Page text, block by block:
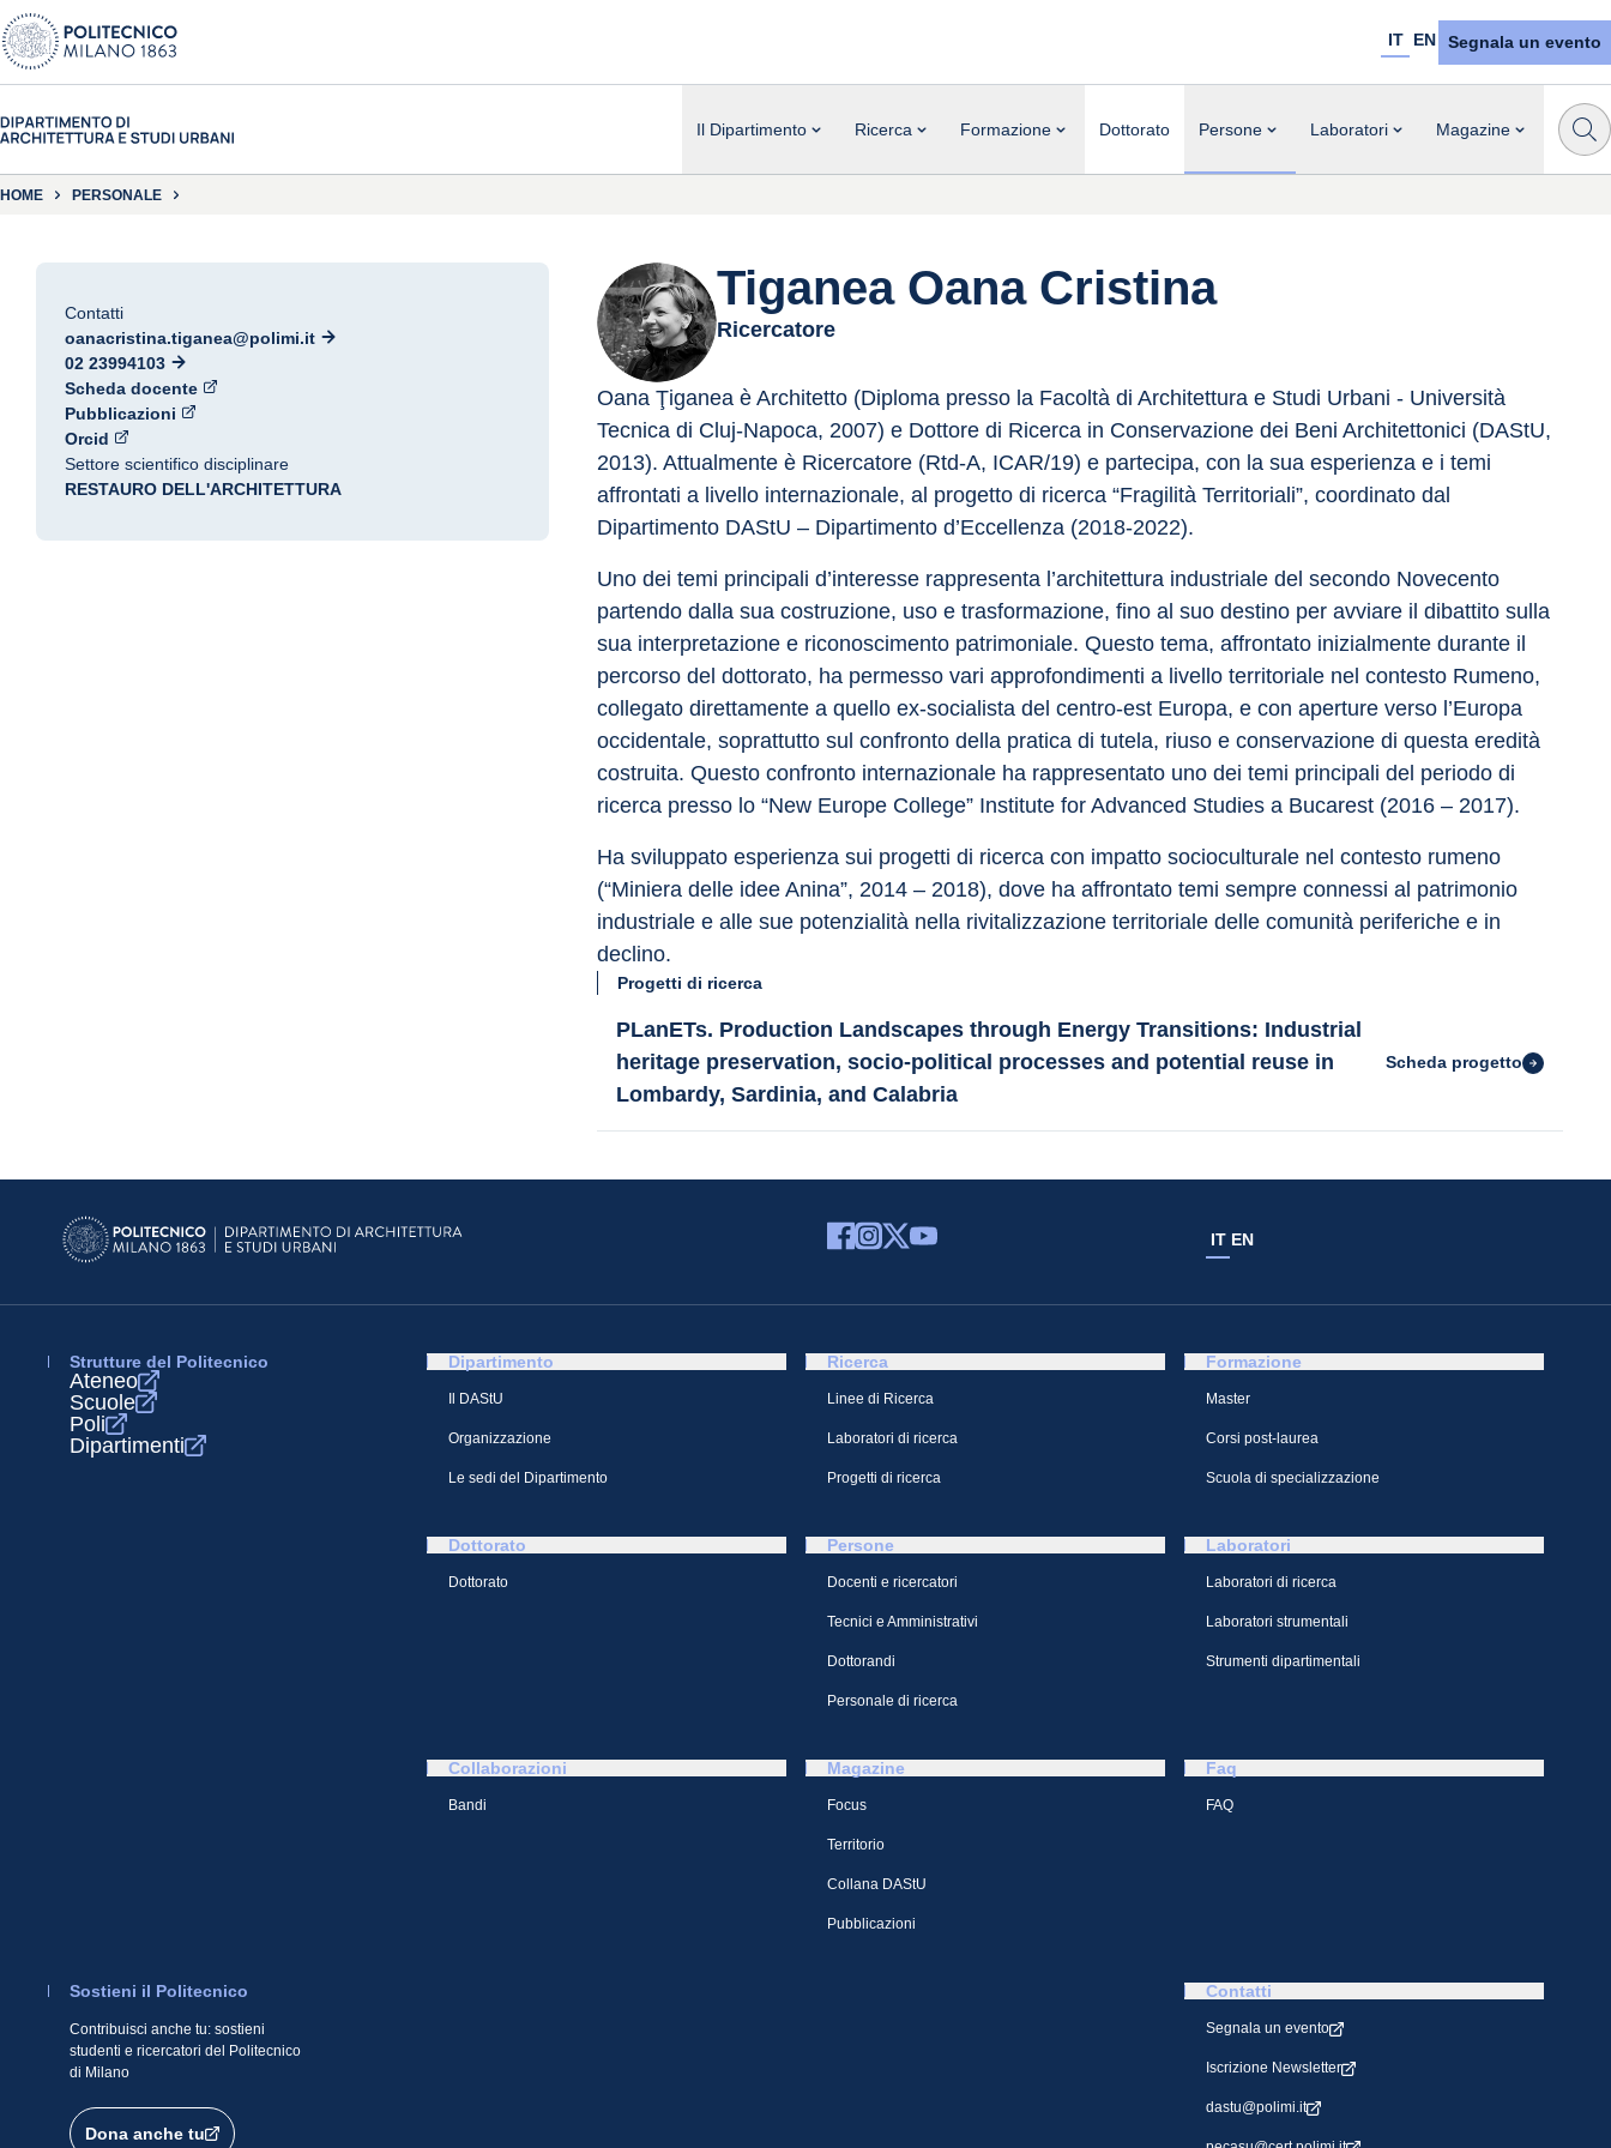
IT EN Segnala un evento
Il Dipartimento Ricerca Formazione Dottorato Persone Laboratori Magazine
HOME PERSONALE
Contatti
oanacristina.tiganea@polimi.it
02 23994103
Scheda docente
Pubblicazioni
Orcid
Settore scientifico disciplinare
RESTAURO DELL'ARCHITETTURA
Tiganea Oana Cristina
Ricercatore
Oana Ţiganea è Architetto (Diploma presso la Facoltà di Architettura e Studi Urbani - Università
Tecnica di Cluj-Napoca, 2007) e Dottore di Ricerca in Conservazione dei Beni Architettonici (DAStU,
2013). Attualmente è Ricercatore (Rtd-A, ICAR/19) e partecipa, con la sua esperienza e i temi
affrontati a livello internazionale, al progetto di ricerca “Fragilità Territoriali”, coordinato dal
Dipartimento DAStU – Dipartimento d’Eccellenza (2018-2022).
Uno dei temi principali d’interesse rappresenta l’architettura industriale del secondo Novecento
partendo dalla sua costruzione, uso e trasformazione, fino al suo destino per avviare il dibattito sulla
sua interpretazione e riconoscimento patrimoniale. Questo tema, affrontato inizialmente durante il
percorso del dottorato, ha permesso vari approfondimenti a livello territoriale nel contesto Rumeno,
collegato direttamente a quello ex-socialista del centro-est Europa, e con aperture verso l’Europa
occidentale, soprattutto sul confronto della pratica di tutela, riuso e conservazione di questa eredità
costruita. Questo confronto internazionale ha rappresentato uno dei temi principali del periodo di
ricerca presso lo “New Europe College” Institute for Advanced Studies a Bucarest (2016 – 2017).
Ha sviluppato esperienza sui progetti di ricerca con impatto socioculturale nel contesto rumeno
(“Miniera delle idee Anina”, 2014 – 2018), dove ha affrontato temi sempre connessi al patrimonio
industriale e alle sue potenzialità nella rivitalizzazione territoriale delle comunità periferiche e in
declino.
Progetti di ricerca
PLanETs. Production Landscapes through Energy Transitions: Industrial
heritage preservation, socio-political processes and potential reuse in
Lombardy, Sardinia, and Calabria
Scheda progetto
IT EN
Strutture del Politecnico
Ateneo
Scuole
Poli
Dipartimenti
Dipartimento
Il DAStU
Organizzazione
Le sedi del Dipartimento
Ricerca
Linee di Ricerca
Laboratori di ricerca
Progetti di ricerca
Formazione
Master
Corsi post-laurea
Scuola di specializzazione
Dottorato
Dottorato
Persone
Docenti e ricercatori
Tecnici e Amministrativi
Dottorandi
Personale di ricerca
Laboratori
Laboratori di ricerca
Laboratori strumentali
Strumenti dipartimentali
Collaborazioni
Bandi
Magazine
Focus
Territorio
Collana DAStU
Pubblicazioni
Faq
FAQ
Sostieni il Politecnico
Contribuisci anche tu: sostieni
studenti e ricercatori del Politecnico
di Milano
Dona anche tu
Contatti
Segnala un evento
Iscrizione Newsletter
dastu@polimi.it